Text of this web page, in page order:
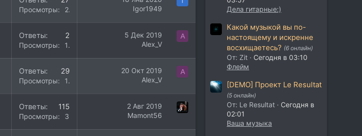
Просмотры 21K
Igor1949
Ответы 2
Просмотры 14K
5 Дек 2019
Alex_V
A
Ответы 29
Просмотры 17K
20 Окт 2019
Alex_V
A
Ответы 115
Просмотры
2 Авг 2019
Mamont56
Дела гитарные:)
Какой музыкой вы по-
настоящему и искренне
восхищаетесь? (6 онлайн)
От: Zit
Сегодня в 03:10
Флейм
[DEMO] Проект Le Resultat
(5 онлайн)
От: Le Resultat
Сегодня в
02:01
Ваша музыка